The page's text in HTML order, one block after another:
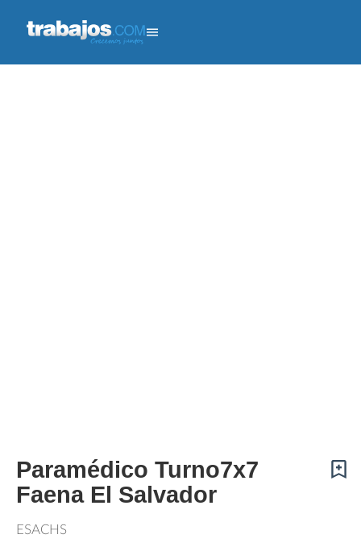
Paramédico Turno7x7
Faena El Salvador
ESACHS